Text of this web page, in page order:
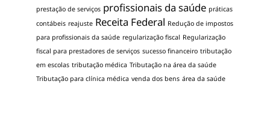
prestação de serviços profissionais da saúde práticas
contábeis reajuste Receita Federal Redução de impostos
para profissionais da saúde regularização fiscal Regularização
fiscal para prestadores de serviços sucesso financeiro tributação
em escolas tributação médica Tributação na área da saúde
Tributação para clínica médica venda dos bens área da saúde